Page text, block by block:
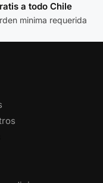
a todo Chile
minima requerida